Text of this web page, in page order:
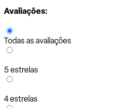
Avaliações:
Todas as avaliações
5 estrelas
4 estrelas